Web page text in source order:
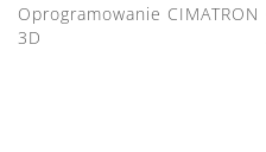
Oprogramowanie CIMATRON
3D